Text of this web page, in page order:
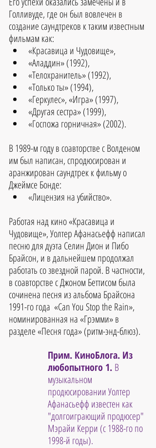
Голливуде, где он был вовлечен в
создание саундтреков к таким известным
фильмам как:
«Красавица и Чудовище»,
«Аладдин» (1992),
«Телохранитель» (1992),
«Только ты» (1994),
«Геркулес», «Игра» (1997),
«Другая сестра» (1999),
«Госпожа горничная» (2002).
В 1989-м году в соавторстве с Волденом
им был написан, спродюсирован и
аранжирован саундтрек к фильму о
Джеймсе Бонде:
«Лицензия на убийство».
Работая над кино «Красавица и
Чудовище», Уолтер Афанасьефф написал
песню для дуэта Селин Дион и Пибо
Брайсон, и в дальнейшем продолжал
работать со звездной парой. В частности,
в соавторстве с Джоном Беттисом была
сочинена песня из альбома Брайсона
1991-го года  «Can You Stop the Rain»,
номинированная на «Грэмми» в
разделе «Песня года» (ритм-энд-блюз).
Прим. КиноБлога. Из
любопытного 1. В
музыкальном
продюсировании Уолтер
Афанасьефф известен как
"долгоиграющий продюсер"
Мэрайи Керри (с 1988-го по
1998-й годы).